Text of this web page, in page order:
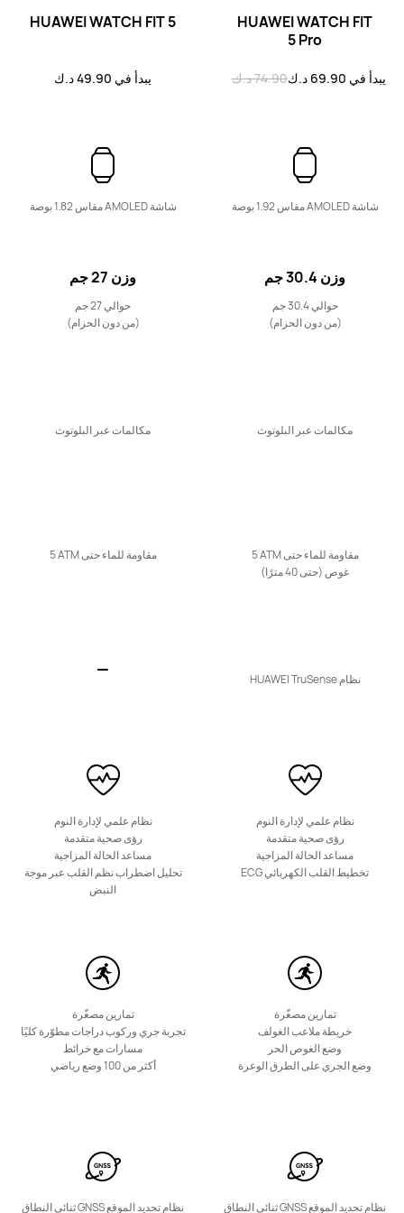
WATCH KIDS سلسلة
HUAWEI WATCH KIDS X1 Pro
HUAWEI WATCH FIT
5 Pro
يبدأ في 69.90 د.ك 74.90 د.ك
شاشة AMOLED مقاس 1.92 بوصة
وزن 30.4 جم
حوالي 30.4 جم
(من دون الحزام)
مكالمات عبر البلوتوث
مقاومة للماء حتى ‎5 ATM‎
غوص (حتى 40 مترًا)
نظام HUAWEI TruSense
نظام علمي لإدارة النوم
رؤى صحية متقدمة
مساعد الحالة المزاجية
تخطيط القلب الكهربائي ECG
تمارين مصغّرة
خريطة ملاعب الغولف
وضع الغوص الحر
وضع الجري على الطرق الوعرة
نظام تحديد الموقع GNSS ثنائي النطاق
HUAWEI WATCH FIT 5
يبدأ في 49.90 د.ك
شاشة AMOLED مقاس 1.82 بوصة
وزن 27 جم
حوالي 27 جم
(من دون الحزام)
مكالمات عبر البلوتوث
مقاومة للماء حتى ‎5 ATM‎
نظام علمي لإدارة النوم
رؤى صحية متقدمة
مساعد الحالة المزاجية
تحليل اضطراب نظم القلب عبر موجة
النبض
تمارين مصغّرة
تجربة جري وركوب دراجات مطوّرة كليًا
مسارات مع خرائط
أكثر من 100 وضع رياضي
نظام تحديد الموقع GNSS ثنائي النطاق